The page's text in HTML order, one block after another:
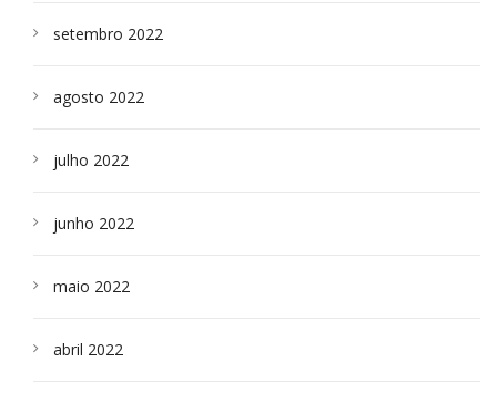
setembro 2022
agosto 2022
julho 2022
junho 2022
maio 2022
abril 2022